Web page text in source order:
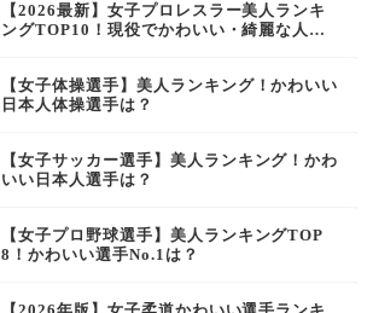
【2026最新】女子プロレスラー美人ランキ
ングTOP10！現役でかわいい・綺麗な人気
【女子体操選手】美人ランキング！かわいい
日本人体操選手は？
【女子サッカー選手】美人ランキング！かわ
いい日本人選手は？
【女子プロ野球選手】美人ランキングTOP
8！かわいい選手No.1は？